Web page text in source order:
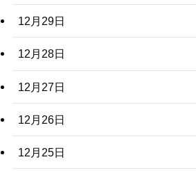
12月29日
12月28日
12月27日
12月26日
12月25日